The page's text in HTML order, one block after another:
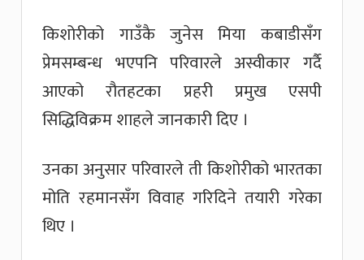
किशोरीको गाउँकै जुनेस मिया कबाडीसँग
प्रेमसम्बन्ध भएपनि परिवारले अस्वीकार गर्दै
आएको रौतहटका प्रहरी प्रमुख एसपी
सिद्धिविक्रम शाहले जानकारी दिए ।
उनका अनुसार परिवारले ती किशोरीको भारतका
मोति रहमानसँग विवाह गरिदिने तयारी गरेका
थिए ।